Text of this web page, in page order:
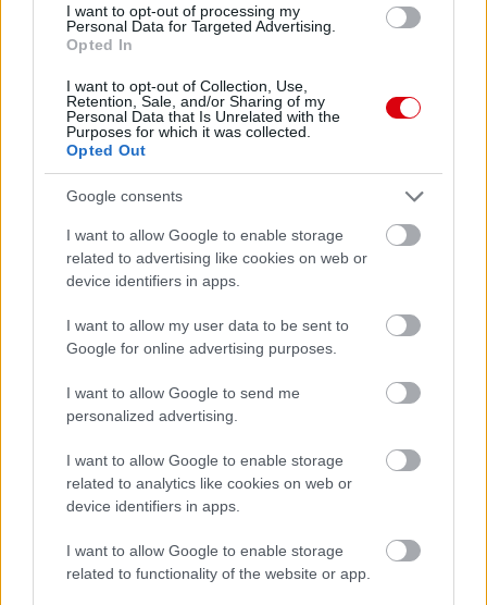
I want to opt-out of processing my
Personal Data for Targeted Advertising.
Opted In
I want to opt-out of Collection, Use,
Retention, Sale, and/or Sharing of my
Personal Data that Is Unrelated with the
Purposes for which it was collected.
Opted Out
Google consents
I want to allow Google to enable storage
related to advertising like cookies on web or
device identifiers in apps.
I want to allow my user data to be sent to
Google for online advertising purposes.
I want to allow Google to send me
personalized advertising.
I want to allow Google to enable storage
related to analytics like cookies on web or
device identifiers in apps.
I want to allow Google to enable storage
related to functionality of the website or app.
ELŐZŐ MÉRKŐZÉSEK
Támogatás
Támogasd adományoddal
a ManUtdFanatics.hu működését!
Kapcsolódó hírek
EGYKORI JÁTÉKOSOK
SANTOSNAK